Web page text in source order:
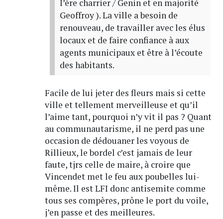
l’ère charrier / Genin et en majorité
Geoffroy ). La ville a besoin de
renouveau, de travailler avec les élus
locaux et de faire confiance à aux
agents municipaux et être à l’écoute
des habitants.
Facile de lui jeter des fleurs mais si cette
ville et tellement merveilleuse et qu’il
l’aime tant, pourquoi n’y vit il pas ? Quant
au communautarisme, il ne perd pas une
occasion de dédouaner les voyous de
Rillieux, le bordel c’est jamais de leur
faute, tjrs celle de maire, à croire que
Vincendet met le feu aux poubelles lui-
même. Il est LFI donc antisemite comme
tous ses compères, prône le port du voile,
j’en passe et des meilleures.